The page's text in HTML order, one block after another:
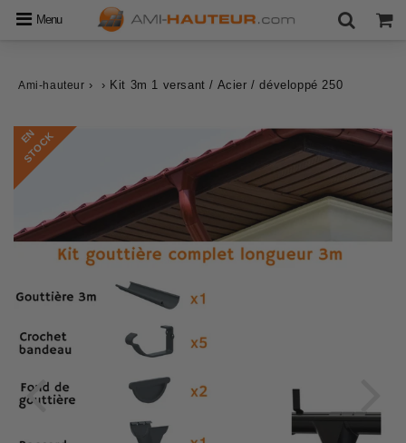
Menu
Ami-hauteur › › Kit 3m 1 versant / Acier / développé 250
E
N
S
T
O
C
K